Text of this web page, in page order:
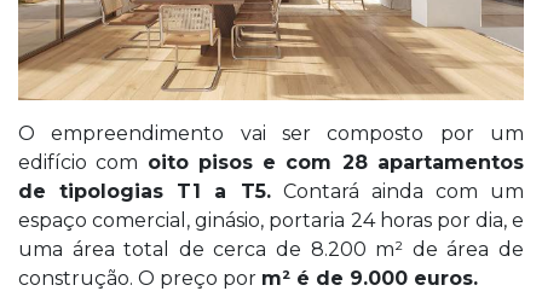
O empreendimento vai ser composto por um
edifício com oito pisos e com 28 apartamentos
de tipologias T1 a T5.Contará ainda com um
espaço comercial, ginásio, portaria 24 horas por dia, e
uma área total de cerca de 8.200 m² de área de
construção. O preço por m² é de 9.000 euros.